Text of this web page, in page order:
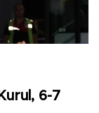
6-7